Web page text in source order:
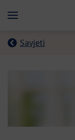
Menü
Savjeti